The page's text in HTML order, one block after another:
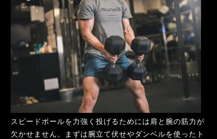
スピードボールを力強く投げるためには肩と腕の筋力が
欠かせません。まずは腕立て伏せやダンベルを使ったト